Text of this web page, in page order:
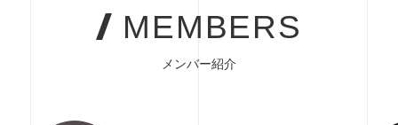
MEMBERS
メンバー紹介